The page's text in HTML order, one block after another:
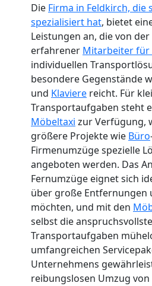
Die Firma in Feldkirch, die
spezialisiert hat, bietet
Leistungen an, die von
erfahrener Mitarbeiter für
individuellen
besondere Gegenstände
und Klaviere reicht. Für
Transportaufgaben steht
Möbeltaxi zur Verfügung,
größere Projekte wie Büro
Firmenumzüge spezielle
angeboten werden. Das
Fernumzüge eignet sich
über große Entfernungen
möchten, und mit den
selbst die
Transportaufgaben
umfangreichen
Unternehmens
reibungslosen Umzug